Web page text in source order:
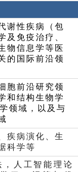
谢性疾病（包
及免疫治疗、
物信息学等医
的国际前沿领
胞前沿研究领
和结构生物学
领域，以及与
疾病演化、生
科学等
人工智能理论